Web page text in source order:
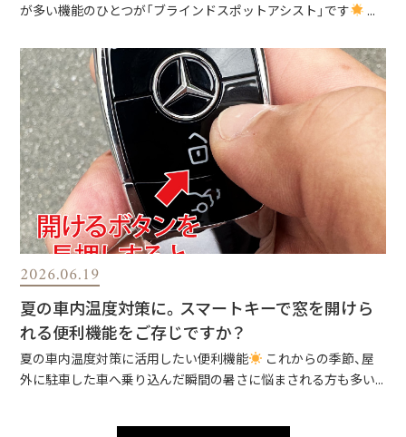
が多い機能のひとつが「ブラインドスポットアシスト」です
...
2026.06.19
夏の車内温度対策に。スマートキーで窓を開けら
れる便利機能をご存じですか？
夏の車内温度対策に活用したい便利機能
これからの季節、屋
外に駐車した車へ乗り込んだ瞬間の暑さに悩まされる方も多い...